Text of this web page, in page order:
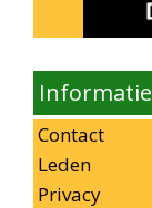
Informatie
Contact
Leden
Privacy